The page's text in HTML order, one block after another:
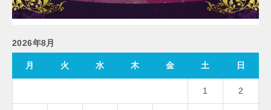
2026年8月
月 火 水 木 金 土 日
1 2